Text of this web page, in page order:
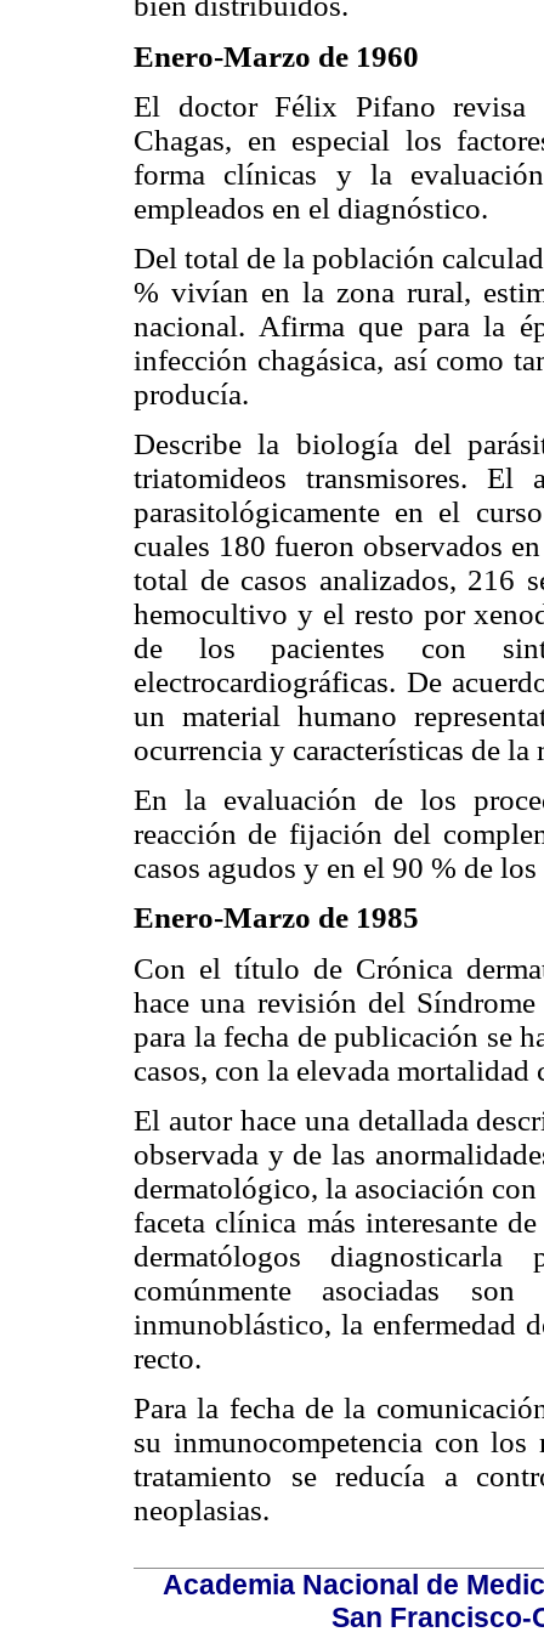
Enero-Marzo de 1960
El doctor Félix Pifano revisa
Chagas, en especial los
forma clínicas y la
empleados en el diagnóstico.
Del total de la población
% vivían en la zona rural,
nacional. Afirma que para la
infección chagásica, así como
producía.
Describe la biología del
triatomideos transmisores. El
parasitológicamente en el
cuales 180 fueron observados
total de casos analizados, 216
hemocultivo y el resto por
de los pacientes con
electrocardiográficas. De
un material humano
ocurrencia y características de
En la evaluación de los
reacción de fijación del
casos agudos y en el 90 % de
Enero-Marzo de 1985
Con el título de Crónica
hace una revisión del
para la fecha de publicación se
casos, con la elevada mortalidad
El autor hace una detallada
observada y de las
dermatológico, la asociación
faceta clínica más interesante
dermatólogos diagnosticarla
comúnmente asociadas
inmunoblástico, la enfermedad
recto.
Para la fecha de la
su inmunocompetencia con
tratamiento se reducía a
neoplasias.
Academia Nacional de
San Francisco-